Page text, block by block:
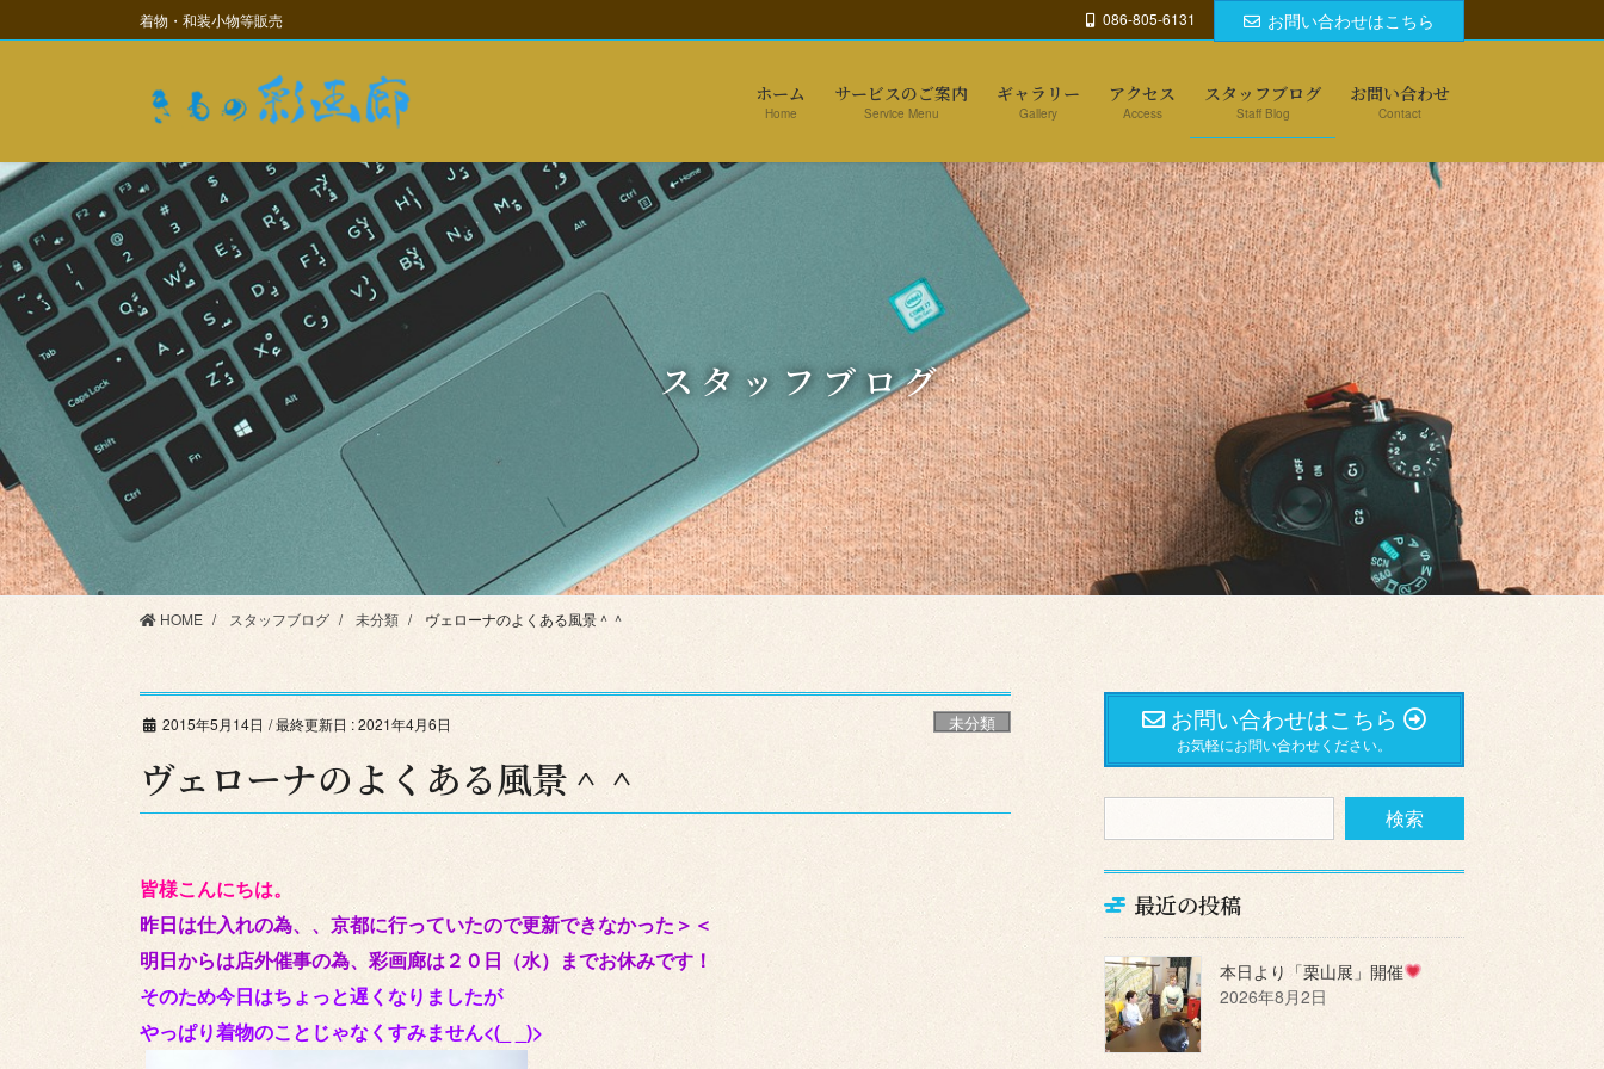
ン
に
移
ビ
ョ
ン
移
動
着物・和装小物等販売 086-805-6131 お問い合わせはこちら
ホーム
Home
サービスのご案内
Service Menu
ギャラリー
Gallery
アクセス
Access
スタッフブログ
Staff Blog
お問い合わせ
Contact
スタッフブログ
HOME スタッフブログ 未分類 ヴェローナのよくある風景＾＾
2015年5月14日 / 最終更新日 :2021年4月6日 未分類
ヴェローナのよくある風景＾＾
皆様こんにちは。
昨日は仕入れの為、、京都に行っていたので更新できなかった＞＜
明日からは店外催事の為、彩画廊は２０日（水）までお休みです！
そのため今日はちょっと遅くなりましたが
やっぱり着物のことじゃなくすみません<(_ _)>
お問い合わせはこちら
お気軽にお問い合わせください。
最近の投稿
本日より「栗山展」開催
2026年8月2日